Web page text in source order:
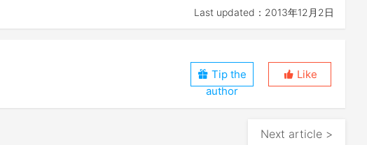
Last updated：2013年12月2日
Tip the
author
Like
Next article >